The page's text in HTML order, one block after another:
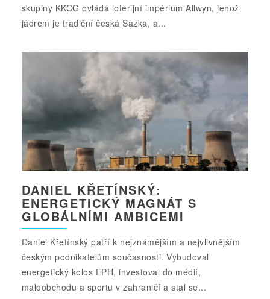
skupiny KKCG ovládá loterijní impérium Allwyn, jehož
jádrem je tradiční česká Sazka, a...
DANIEL KŘETÍNSKÝ:
ENERGETICKÝ MAGNÁT S
GLOBÁLNÍMI AMBICEMI
Daniel Křetínský patří k nejznámějším a nejvlivnějším
českým podnikatelům současnosti. Vybudoval
energetický kolos EPH, investoval do médií,
maloobchodu a sportu v zahraničí a stal se...